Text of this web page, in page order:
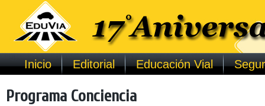
Inicio Editorial Educación Vial
Programa Conciencia